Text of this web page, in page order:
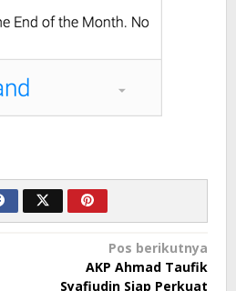
Pos berikutnya
AKP Ahmad Taufik
Syafiudin Siap Perkuat